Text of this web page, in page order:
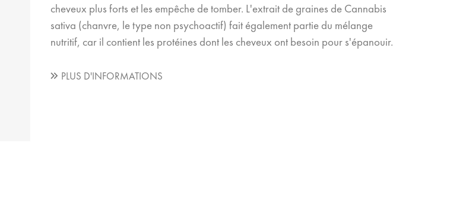
cheveux plus forts et les empêche de tomber. L'extrait de graines de Cannabis
sativa (chanvre, le type non psychoactif) fait également partie du mélange
nutritif, car il contient les protéines dont les cheveux ont besoin pour s'épanouir.
PLUS D'INFORMATIONS